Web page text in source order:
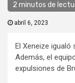
2 minutos de
abril 6, 2023
El Xeneize
Además, el
expulsiones de